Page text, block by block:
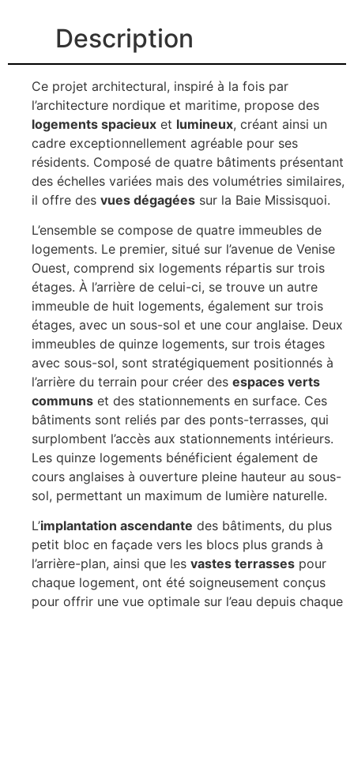
Description
Ce projet architectural, inspiré à la fois par
l’architecture nordique et maritime, propose des
logements spacieux et lumineux, créant ainsi un
cadre exceptionnellement agréable pour ses
résidents. Composé de quatre bâtiments présentant
des échelles variées mais des volumétries similaires,
il offre des vues dégagées sur la Baie Missisquoi.
L’ensemble se compose de quatre immeubles de
logements. Le premier, situé sur l’avenue de Venise
Ouest, comprend six logements répartis sur trois
étages. À l’arrière de celui-ci, se trouve un autre
immeuble de huit logements, également sur trois
étages, avec un sous-sol et une cour anglaise. Deux
immeubles de quinze logements, sur trois étages
avec sous-sol, sont stratégiquement positionnés à
l’arrière du terrain pour créer des espaces verts
communs et des stationnements en surface. Ces
bâtiments sont reliés par des ponts-terrasses, qui
surplombent l’accès aux stationnements intérieurs.
Les quinze logements bénéficient également de
cours anglaises à ouverture pleine hauteur au sous-
sol, permettant un maximum de lumière naturelle.
L’implantation ascendante des bâtiments, du plus
petit bloc en façade vers les blocs plus grands à
l’arrière-plan, ainsi que les vastes terrasses pour
chaque logement, ont été soigneusement conçus
pour offrir une vue optimale sur l’eau depuis chaque